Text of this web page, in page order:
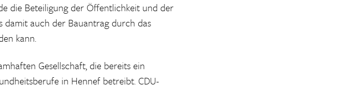
die Beteiligung der Öffentlichkeit und der
damit auch der Bauantrag durch das
kann.
Gesellschaft, die bereits ein
in Hennef betreibt. CDU-